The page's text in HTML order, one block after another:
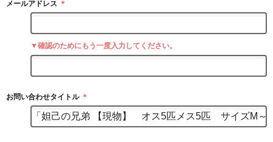
メールアドレス ＊
▼確認のためにもう一度入力してください。
お問い合わせタイトル ＊